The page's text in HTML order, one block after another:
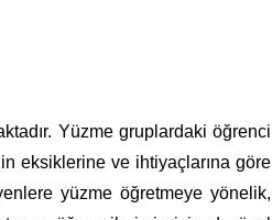
Yüzme gruplardaki öğrenci
eksiklerine ve ihtiyaçlarına göre
yüzme öğretmeye yönelik,